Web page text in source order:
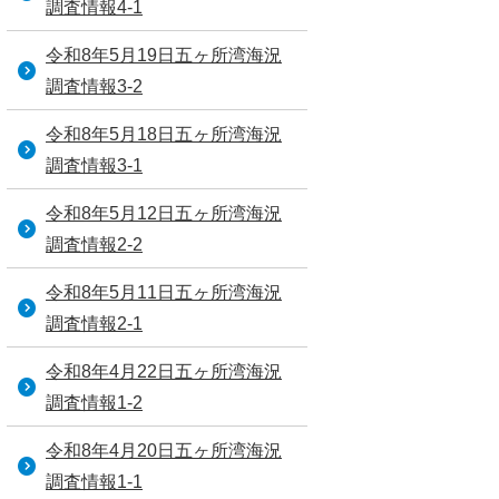
調査情報4-1
令和8年5月19日五ヶ所湾海況
調査情報3-2
令和8年5月18日五ヶ所湾海況
調査情報3-1
令和8年5月12日五ヶ所湾海況
調査情報2-2
令和8年5月11日五ヶ所湾海況
調査情報2-1
令和8年4月22日五ヶ所湾海況
調査情報1-2
令和8年4月20日五ヶ所湾海況
調査情報1-1